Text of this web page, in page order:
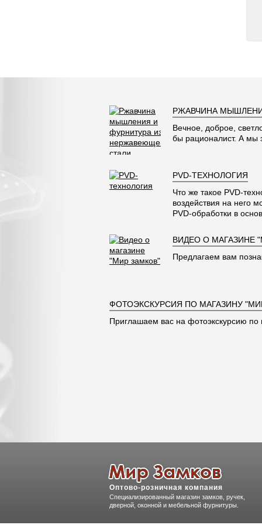
РЖАВЧИНА
Вечное, доброе,
бы рационалист. А мы
PVD-ТЕХНОЛОГИЯ
Что же такое PVD-
воздействия на него
PVD-обработки в
ВИДЕО О МАГАЗИНЕ
Предлагаем вам
ФОТОЭКСКУРСИЯ ПО МАГАЗИНУ
Приглашаем вас на фотоэкскурсию по
Оптово-розничная компания
Специализированный магазин замков, ручек,
дверной, оконной и мебельной фурнитуры.